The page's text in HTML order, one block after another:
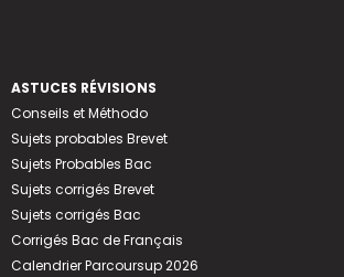
ASTUCES RÉVISIONS
Conseils et Méthodo
Sujets probables Brevet
Sujets Probables Bac
Sujets corrigés Brevet
Sujets corrigés Bac
Corrigés Bac de Français
Calendrier Parcoursup 2026